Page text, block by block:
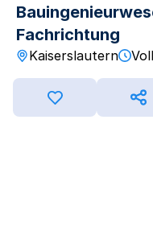
Fachrichtung
Kaiserslautern